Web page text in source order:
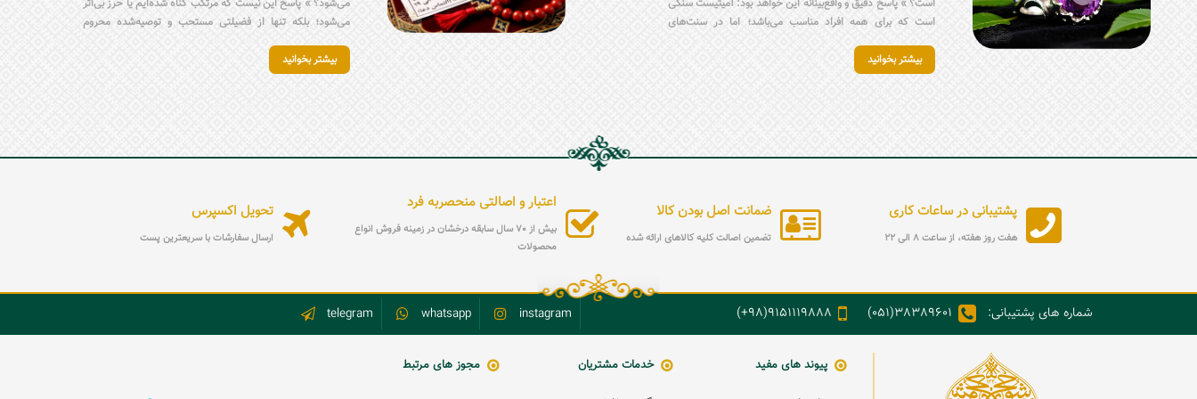
است؟ » پاسخ دقیق و واقع‌بینانه این خواهد بود: آمیتیست سنگی
است که برای همه افراد مناسب می‌باشد؛ اما در سنت‌های
متولدین ماه بهمن شناخته می‌شود. در این مطلب، متنی کامل،
جذاب و کاربردی پیش روی شما قرار دارد که ضمن معرفی
بیشتر بخوانید
می‌شود؟ » پاسخ این نیست که مرتکب گناه شده‌ایم یا حرز بی‌اثر
می‌شود؛ بلکه تنها از فضیلتی مستحب و توصیه‌شده محروم
بر بازو یا در قالب انگشتر حرز امام جواد (ع)، ابزارهایی هستند
برای تقویت توجه درونی؛ یادآورهایی که کمک می‌کنند ذهن و دل
بیشتر بخوانید
پشتیبانی در ساعات کاری
هفت روز هفته، از ساعت 8 الی 22
ضمانت اصل بودن کالا
تضمین اصالت کلیه کالاهای ارائه شده
اعتبار و اصالتی منحصربه فرد
بیش از 70 سال سابقه درخشان در زمینه فروش انواع
محصولات
تحویل اکسپرس
ارسال سفارشات با سریعترین پست
شماره های پشتیبانی: 38389601(051)
9151119888(98+)
instagram
whatsapp
telegram
پیوند های مفید خدمات مشتریان مجوز های مرتبط